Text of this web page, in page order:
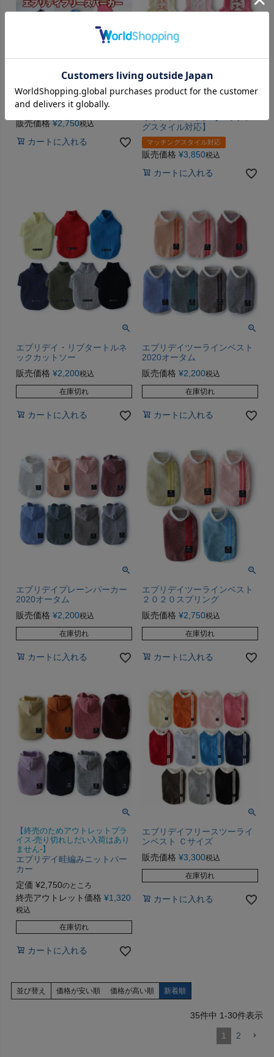
エブリデイフリースパーカー
販売価格 ¥2,750税込
カートに入れる
グスタイル対応】
マッチングスタイル対応
販売価格 ¥3,850税込
カートに入れる
エブリデイ・リブタートルネ
ックカットソー
販売価格 ¥2,200税込
在庫切れ
カートに入れる
エブリデイツーラインベスト
2020オータム
販売価格 ¥2,200税込
在庫切れ
カートに入れる
エブリデイプレーンパーカー
2020オータム
販売価格 ¥2,200税込
在庫切れ
カートに入れる
エブリデイツーラインベスト
２０２０スプリング
販売価格 ¥2,750税込
在庫切れ
カートに入れる
【終売のためアウトレットプラ
イス-売り切れしだい入荷はあり
ません-】
エブリデイ畦編みニットパー
カー
定価 ¥2,750のところ
終売アウトレット価格 ¥1,320
税込
在庫切れ
カートに入れる
エブリデイフリースツーライ
ンベスト Ｃサイズ
販売価格 ¥3,300税込
在庫切れ
カートに入れる
並び替え 価格が安い順 価格が高い順 新着順
35件中 1-30件表示
1 2